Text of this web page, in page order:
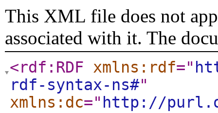
This XML file does not
associated with it. The
<rdf:RDF xmlns:rdf="
rdf-syntax-ns#"
xmlns:dc=" http://